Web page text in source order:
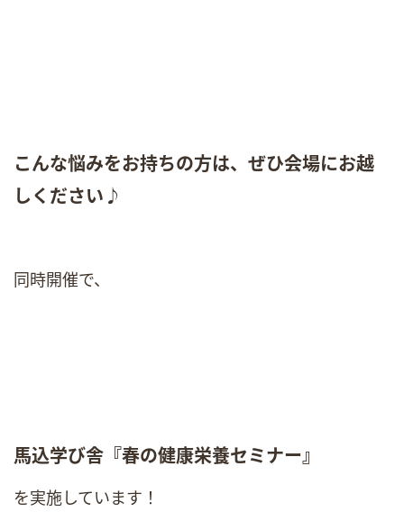
こんな悩みをお持ちの方は、ぜひ会場にお越
しください♪
同時開催で、
馬込学び舎『春の健康栄養セミナー』
を実施しています！